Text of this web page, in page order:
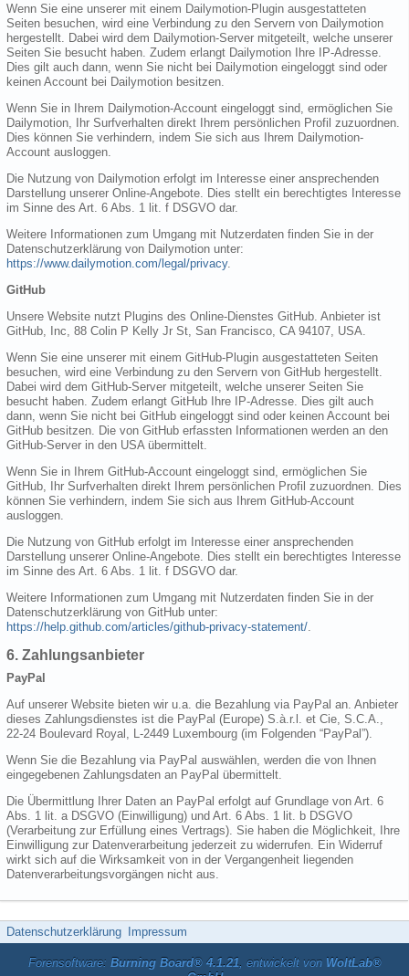
Wenn Sie eine unserer mit einem Dailymotion-Plugin ausgestatteten
Seiten besuchen, wird eine Verbindung zu den Servern von Dailymotion
hergestellt. Dabei wird dem Dailymotion-Server mitgeteilt, welche unserer
Seiten Sie besucht haben. Zudem erlangt Dailymotion Ihre IP-Adresse.
Dies gilt auch dann, wenn Sie nicht bei Dailymotion eingeloggt sind oder
keinen Account bei Dailymotion besitzen.
Wenn Sie in Ihrem Dailymotion-Account eingeloggt sind, ermöglichen Sie
Dailymotion, Ihr Surfverhalten direkt Ihrem persönlichen Profil zuzuordnen.
Dies können Sie verhindern, indem Sie sich aus Ihrem Dailymotion-
Account ausloggen.
Die Nutzung von Dailymotion erfolgt im Interesse einer ansprechenden
Darstellung unserer Online-Angebote. Dies stellt ein berechtigtes Interesse
im Sinne des Art. 6 Abs. 1 lit. f DSGVO dar.
Weitere Informationen zum Umgang mit Nutzerdaten finden Sie in der
Datenschutzerklärung von Dailymotion unter:
https://www.dailymotion.com/legal/privacy.
GitHub
Unsere Website nutzt Plugins des Online-Dienstes GitHub. Anbieter ist
GitHub, Inc, 88 Colin P Kelly Jr St, San Francisco, CA 94107, USA.
Wenn Sie eine unserer mit einem GitHub-Plugin ausgestatteten Seiten
besuchen, wird eine Verbindung zu den Servern von GitHub hergestellt.
Dabei wird dem GitHub-Server mitgeteilt, welche unserer Seiten Sie
besucht haben. Zudem erlangt GitHub Ihre IP-Adresse. Dies gilt auch
dann, wenn Sie nicht bei GitHub eingeloggt sind oder keinen Account bei
GitHub besitzen. Die von GitHub erfassten Informationen werden an den
GitHub-Server in den USA übermittelt.
Wenn Sie in Ihrem GitHub-Account eingeloggt sind, ermöglichen Sie
GitHub, Ihr Surfverhalten direkt Ihrem persönlichen Profil zuzuordnen. Dies
können Sie verhindern, indem Sie sich aus Ihrem GitHub-Account
ausloggen.
Die Nutzung von GitHub erfolgt im Interesse einer ansprechenden
Darstellung unserer Online-Angebote. Dies stellt ein berechtigtes Interesse
im Sinne des Art. 6 Abs. 1 lit. f DSGVO dar.
Weitere Informationen zum Umgang mit Nutzerdaten finden Sie in der
Datenschutzerklärung von GitHub unter:
https://help.github.com/articles/github-privacy-statement/
6. Zahlungsanbieter
PayPal
Auf unserer Website bieten wir u.a. die Bezahlung via PayPal an. Anbieter
dieses Zahlungsdienstes ist die PayPal (Europe) S.à.r.l. et Cie, S.C.A.,
22-24 Boulevard Royal, L-2449 Luxembourg (im Folgenden “PayPal”).
Wenn Sie die Bezahlung via PayPal auswählen, werden die von Ihnen
eingegebenen Zahlungsdaten an PayPal übermittelt.
Die Übermittlung Ihrer Daten an PayPal erfolgt auf Grundlage von Art. 6
Abs. 1 lit. a DSGVO (Einwilligung) und Art. 6 Abs. 1 lit. b DSGVO
(Verarbeitung zur Erfüllung eines Vertrags). Sie haben die Möglichkeit, Ihre
Einwilligung zur Datenverarbeitung jederzeit zu widerrufen. Ein Widerruf
wirkt sich auf die Wirksamkeit von in der Vergangenheit liegenden
Datenverarbeitungsvorgängen nicht aus.
Datenschutzerklärung Impressum
Forensoftware: Burning Board® 4.1.21, entwickelt von WoltLab®